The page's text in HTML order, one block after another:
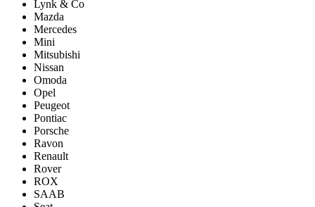
Lynk & Co
Mazda
Mercedes
Mini
Mitsubishi
Nissan
Omoda
Opel
Peugeot
Pontiac
Porsсhe
Ravon
Renault
Rover
ROX
SAAB